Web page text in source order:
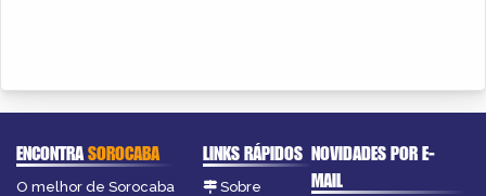
ENCONTRASOROCABA
O melhor de Sorocaba
LINKS RÁPIDOS
Sobre
NOVIDADES POR E-
MAIL